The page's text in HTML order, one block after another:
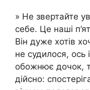
» Не звертайте
себе. Це наші
Він дуже хотів
не судилося, ось
обожнює дочок,
дійсно: